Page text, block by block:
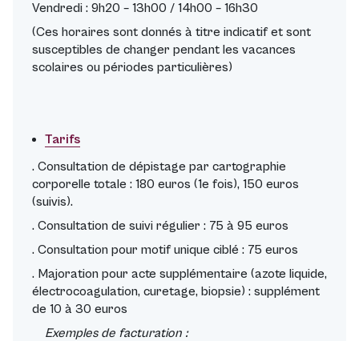
Vendredi : 9h20 – 13h00 / 14h00 – 16h30
(Ces horaires sont donnés à titre indicatif et sont
susceptibles de changer pendant les vacances
scolaires ou périodes particulières)
Tarifs
. Consultation de dépistage par cartographie
corporelle totale : 180 euros (1e fois), 150 euros
(suivis).
. Consultation de suivi régulier : 75 à 95 euros
. Consultation pour motif unique ciblé : 75 euros
. Majoration pour acte supplémentaire (azote liquide,
électrocoagulation, curetage, biopsie) : supplément
de 10 à 30 euros
Exemples de facturation :